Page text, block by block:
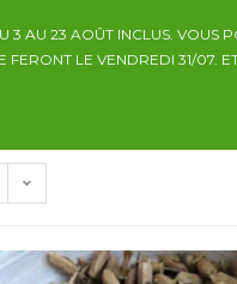
3 AU 23 AOÛT INCLUS. VOUS
FERONT LE VENDREDI 31/07.